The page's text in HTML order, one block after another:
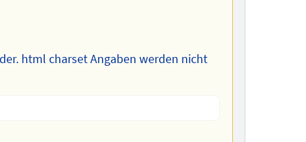
html charset Angaben werden nicht